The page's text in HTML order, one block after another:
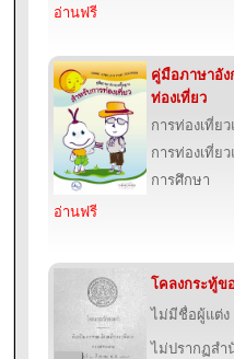
อ่านฟรี
คู่มือภาษาอั
ท่องเที่ยว
การท่องเที่ย
การท่องเที่ย
การศึกษา
อ่านฟรี
โคลงกระทู้ข
ไม่มีชื่อผู้แต่ง
ไม่ปรากฏส